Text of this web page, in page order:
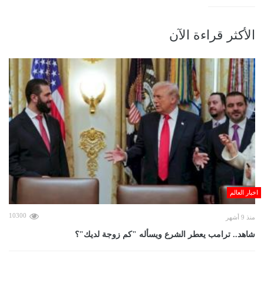
الأكثر قراءة الآن
اخبار العالم
منذ 9 أشهر 10300
شاهد.. ترامب يعطر الشرع ويسأله "كم زوجة لديك"؟